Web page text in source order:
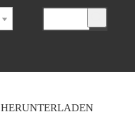
HERUNTERLADEN